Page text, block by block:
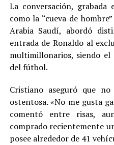
La conversación,
como la “cueva de
Arabia Saudí, abordó
entrada de Ronaldo al
multimillonarios, siendo
del fútbol.
Cristiano aseguró que
ostentosa. «No me gusta
comentó entre risas,
comprado recientemente
posee alrededor de 41